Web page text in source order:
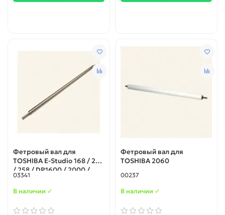
Фетровый вал для
TOSHIBA E-Studio 168 / 208
/ 258 / DP1600 / 2000 /
2500 (Japan)
03341
В наличии ✓
Фетровый вал для
TOSHIBA 2060
00237
В наличии ✓